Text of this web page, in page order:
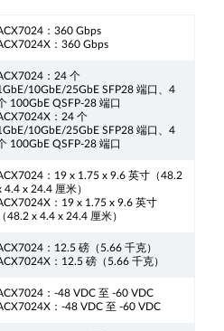
：360 Gbps
：360 Gbps
：24 个
10GbE/25GbE SFP28 端口、4
100GbE QSFP-28 端口
：24 个
10GbE/25GbE SFP28 端口、4
100GbE QSFP-28 端口
：19 x 1.75 x 9.6 英寸（48.2
4.4 x 24.4 厘米）
：19 x 1.75 x 9.6 英寸
（48.2 x 4.4 x 24.4 厘米）
：12.5 磅（5.66 千克）
：12.5 磅（5.66 千克）
：-48 VDC 至 -60 VDC
：-48 VDC 至 -60 VDC